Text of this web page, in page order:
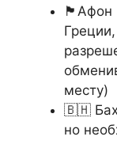
🏴󠁧󠁲󠀶󠀹󠁿Афон
месту)
🇧🇭
но